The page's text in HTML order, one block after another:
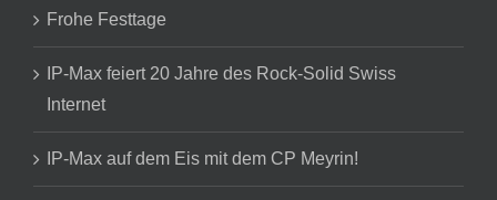
Frohe Festtage
IP-Max feiert 20 Jahre des Rock-Solid Swiss
Internet
IP-Max auf dem Eis mit dem CP Meyrin!